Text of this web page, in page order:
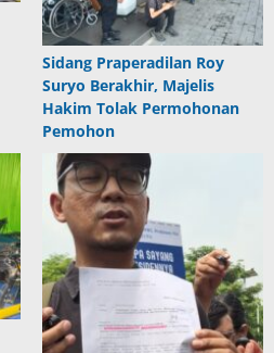
Sidang Praperadilan Roy
Suryo Berakhir, Majelis
Hakim Tolak Permohonan
Pemohon